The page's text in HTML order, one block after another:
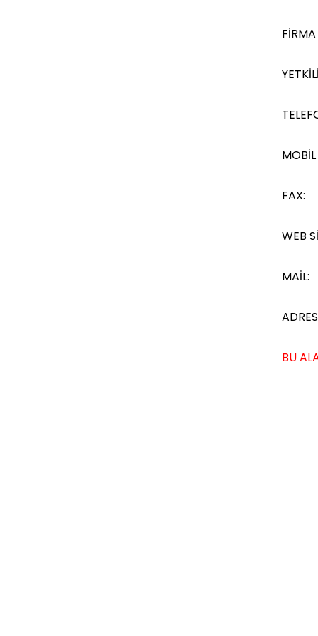
FAX:
WEB
MAİL:
BU